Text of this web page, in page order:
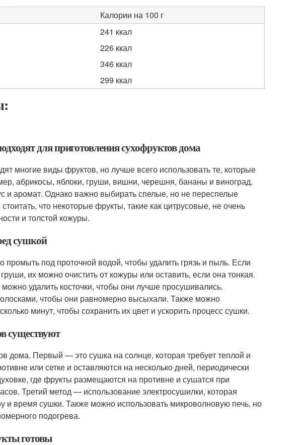
Калории на 100 г
241 ккал
226 ккал
346 ккал
299 ккал
для приготовления сухофруктов дома
многие виды фруктов, но лучше всего использовать те, которые
абрикосы, яблоки, груши, вишни, черешня, бананы и виноград.
и аромат. Однако важно выбирать спелые, но не переспелые
что некоторые фрукты, такие как цитрусовые, не очень
и толстой кожуры.
сушкой
под проточной водой, чтобы удалить грязь и пыль. Если
их можно очистить от кожуры или оставить, если она тонкая.
удалить косточки, чтобы они лучше просушивались.
чтобы они равномерно высыхали. Также можно
минут, чтобы сохранить их цвет и ускорить процесс сушки.
существуют
дома. Первый — это сушка на солнце, которая требует теплой и
или сетке и оставляются на несколько дней, периодически
где фрукты размещаются на противне и сушатся при
Третий метод — использование электросушилки, которая
и время сушки. Также можно использовать микроволновую печь, но
подогрева.
готовы